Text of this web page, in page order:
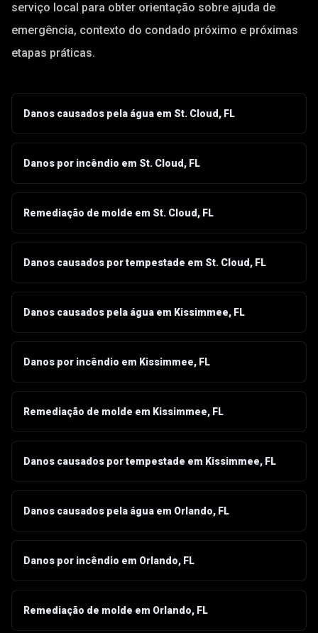
serviço local para obter orientação sobre ajuda de
emergência, contexto do condado próximo e próximas
etapas práticas.
Danos causados pela água em St. Cloud, FL
Danos por incêndio em St. Cloud, FL
Remediação de molde em St. Cloud, FL
Danos causados por tempestade em St. Cloud, FL
Danos causados pela água em Kissimmee, FL
Danos por incêndio em Kissimmee, FL
Remediação de molde em Kissimmee, FL
Danos causados por tempestade em Kissimmee, FL
Danos causados pela água em Orlando, FL
Danos por incêndio em Orlando, FL
Remediação de molde em Orlando, FL